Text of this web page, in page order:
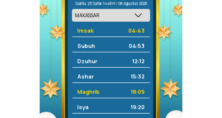
Sabtu, 23 Safar 1448 H / 08 Agustus 2026
Imsak 04:43
Subuh 04:53
Dzuhur 12:12
Ashar 15:32
Maghrib 18:09
Isya 19:20